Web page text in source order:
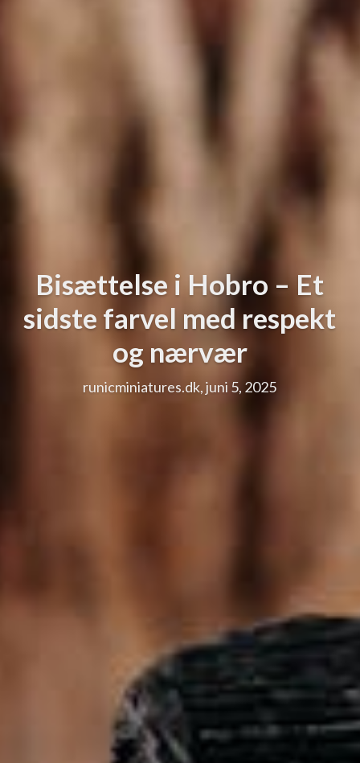
Bisættelse i Hobro – Et
sidste farvel med respekt
og nærvær
runicminiatures.dk, juni 5, 2025